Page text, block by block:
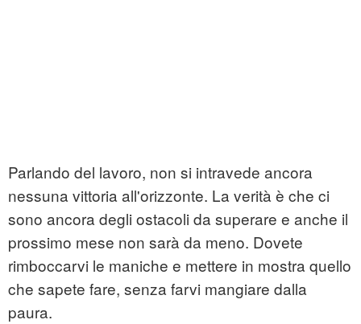
Parlando del lavoro, non si intravede ancora
nessuna vittoria all'orizzonte. La verità è che ci
sono ancora degli ostacoli da superare e anche il
prossimo mese non sarà da meno. Dovete
rimboccarvi le maniche e mettere in mostra quello
che sapete fare, senza farvi mangiare dalla
paura.